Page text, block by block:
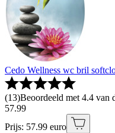
Cedo Wellness wc bril
(13)Beoordeeld met 4.4 van
57.99
Prijs: 57.99 euro